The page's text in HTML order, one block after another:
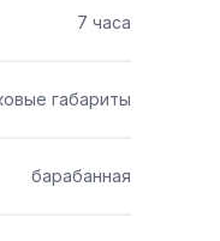
7 часа
габариты
барабанная